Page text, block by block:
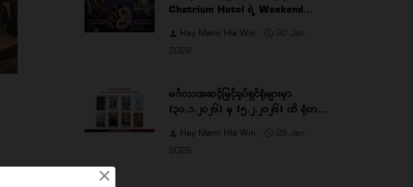
×
Chatrium Hotel ရဲ့ Weekend
Hay Mann Hla Win
30 Jan,
2026
မင်္ဂလာအဆင့်မြင့်ရုပ်ရှင်ရုံများမှာ
(၃၀.၁.၂၀၂၆) မှ (၅.၂.၂၀၂၆) ထိ ရုံတင်
Hay Mann Hla Win
29 Jan,
2026